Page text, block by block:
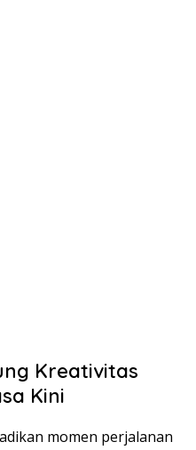
Kreativitas
Kini
momen perjalanan